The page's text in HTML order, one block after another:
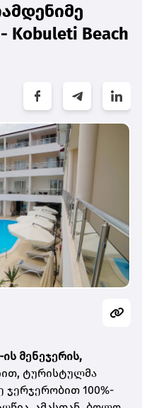
Kobuleti Beach
-ის მენეჯერის,
ტურისტულმა
ჯერჯერობით 100%-